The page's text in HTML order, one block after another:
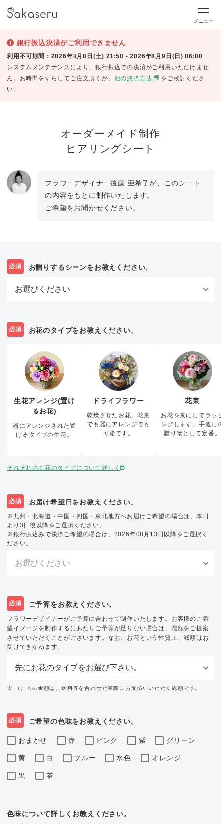
メニュー
銀行振込決済がご利用できません
利用不可期間：2026年8月8日(土) 21:50 - 2026年8月9日(日) 06:00
システムメンテナンスにより、銀行振込での決済がご利用いただけませ
ん。お時間をずらしてご注文頂くか、 他の決済方法
をご検討くださ
い。
オーダーメイド制作
ヒアリングシート
フラワーデザイナー後藤 亜希子が、このシート
の内容をもとに制作いたします。
ご希望をお聞かせください。
必須 お贈りするシーンをお教えください。
必須 お花のタイプをお教えください。
生花アレンジ(置け
るお花)
器にアレンジされた置
けるタイプの生花。
ドライフラワー
乾燥させたお花。花束
でも器にアレンジでも
可能です。
花束
お花を束にしてラッ
ングします。手渡し
贈り物として定番。
それぞれのお花のタイプについて詳しく
必須 お届け希望日をお教えください。
※九州・北海道・中国・四国・東北地方へお届けご希望の場合は、本日
より3日後以降をご選択ください。
※銀行振込みで決済ご希望の場合は、2026年08月13日以降をご選択く
ださい。
必須 ご予算をお教えください。
フラワーデザイナーがご予算に合わせて制作いたします。お客様のご希
望イメージを制作するにあたりご予算が足りない場合は、増額をご提案
させていただくことがございます。なお、お花という性質上、減額はお
受けできかねます。
※ （）内の金額は、送料等を合わせた実際にお支払いいただく総額です。
必須 ご希望の色味をお教えください。
おまかせ 赤 ピンク 紫 グリーン
黄 白 ブルー 水色 オレンジ
黒 茶
色味について詳しくお教えください。